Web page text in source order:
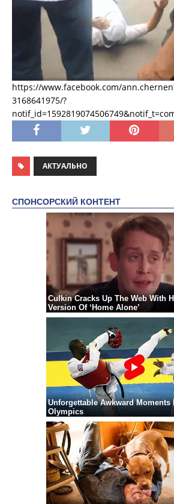
https://www.facebook.com/
3168641975/?
АКТУАЛЬНО